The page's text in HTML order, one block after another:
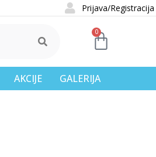
Prijava/Registracija
0
AKCIJE GALERIJA